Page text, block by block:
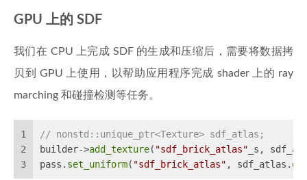
GPU 上的 SDF
我们在 CPU 上完成 SDF 的生成和压缩后，需要将数据拷
贝到 GPU 上使用，以帮助应用程序完成 shader 上的 ray
marching 和碰撞检测等任务。
1
2
3
// nonstd::unique_ptr<Texture> sdf_atlas;
builder->add_texture( "sdf_brick_atlas" _s,
pass. set_uniform( "sdf_brick_atlas" , sdf_atlas.